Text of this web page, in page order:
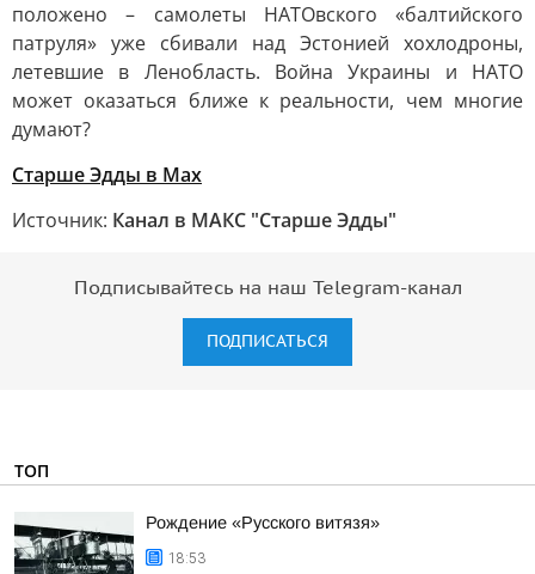
положено – самолеты НАТОвского «балтийского
патруля» уже сбивали над Эстонией хохлодроны,
летевшие в Ленобласть. Война Украины и НАТО
может оказаться ближе к реальности, чем многие
думают?
Старше Эдды в Мах
Источник: Канал в МАКС "Старше Эдды"
Подписывайтесь на наш Telegram-канал
ПОДПИСАТЬСЯ
ТОП
Рождение «Русского витязя»
18:53